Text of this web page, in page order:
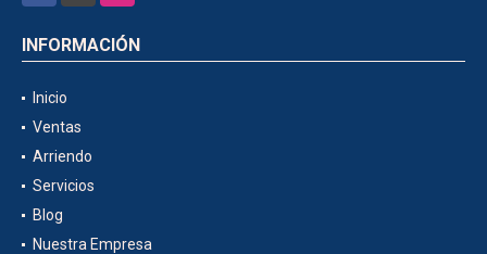
Facebook
X Instagram
Inicio
Ventas
Arriendo
Servicios
Blog